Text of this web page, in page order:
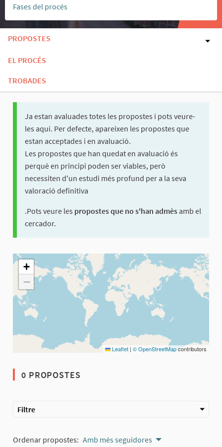
Fases del procés
PROPOSTES
EL PROCÉS
TROBADES
Ja estan avaluades totes les propostes i pots veure-
les aquí. Per defecte, apareixen les propostes que
estan acceptades i en avaluació.
Les propostes que han quedat en avaluació és
perquè en principi poden ser viables, però
necessiten d'un estudi més profund per a la seva
valoració definitiva
.Pots veure les propostes que no s'han admès amb el
cercador.
El següent element és un mapa que presenta els
+
−
Leaflet | © OpenStreetMapcontributors
0 PROPOSTES
Filtre
Ordenar propostes: Amb més seguidores